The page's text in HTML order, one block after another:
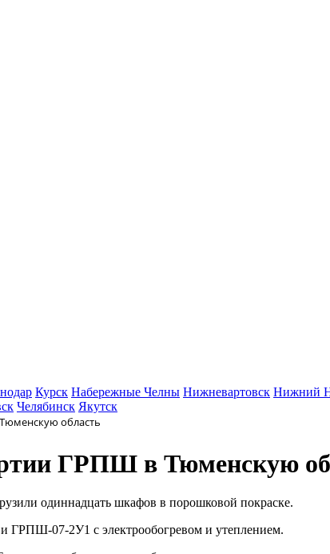
Курск Набережные Челны Нижневартовск Нижний
Челябинск Якутск
область
ГРПШ в Тюменскую
одиннадцать шкафов в порошковой покраске.
ГРПШ-07-2У1 с электрообогревом и утеплением.